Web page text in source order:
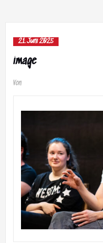
21. Juni 2025
image
Von